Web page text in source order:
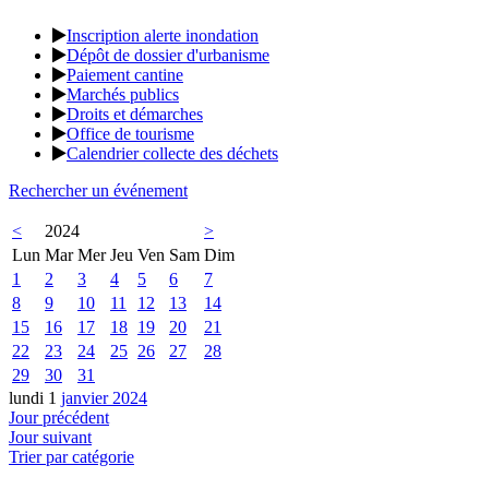
Inscription alerte inondation
Dépôt de dossier d'urbanisme
Paiement cantine
Marchés publics
Droits et démarches
Office de tourisme
Calendrier collecte des déchets
Rechercher un événement
< 2024
>
Lun Mar Mer Jeu Ven Sam Dim
1
2 3 4 5 6
7
8
9 10 11 12 13
14
15
16 17 18 19 20
21
22
23 24 25 26 27
28
29
30
31
lundi 1 janvier 2024
Jour précédent
Jour suivant
Trier par catégorie